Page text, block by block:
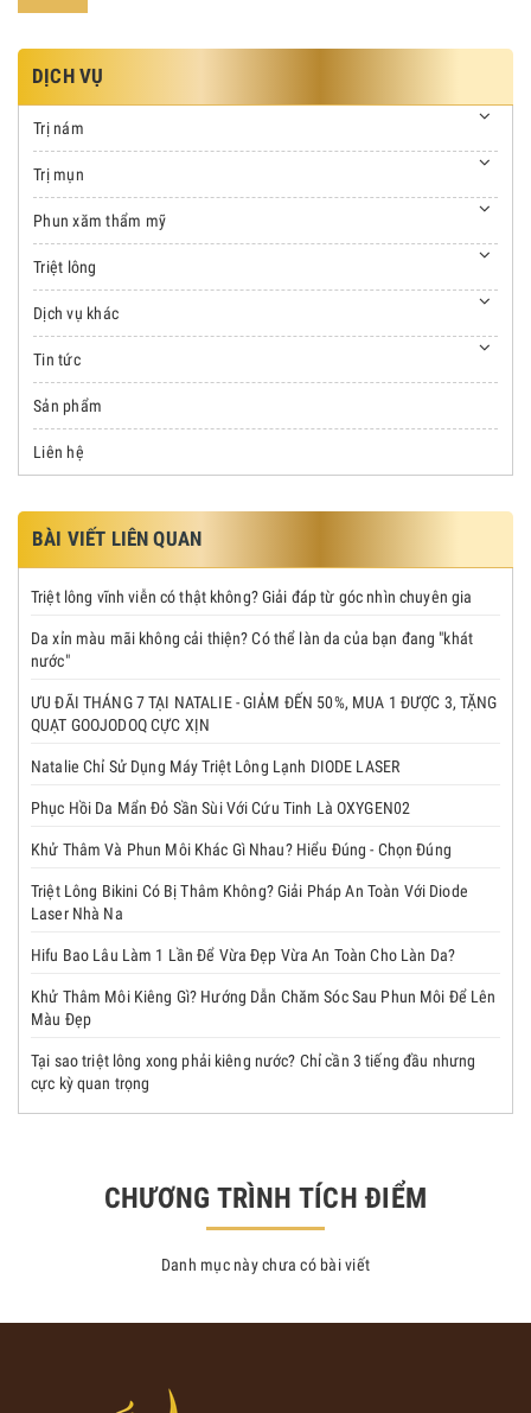
DỊCH VỤ
Trị nám
Trị mụn
Phun xăm thẩm mỹ
Triệt lông
Dịch vụ khác
Tin tức
Sản phẩm
Liên hệ
BÀI VIẾT LIÊN QUAN
Triệt lông vĩnh viễn có thật không? Giải đáp từ góc nhìn chuyên gia
Da xỉn màu mãi không cải thiện? Có thể làn da của bạn đang "khát
nước"
ƯU ĐÃI THÁNG 7 TẠI NATALIE - GIẢM ĐẾN 50%, MUA 1 ĐƯỢC 3, TẶNG
QUẠT GOOJODOQ CỰC XỊN
Natalie Chỉ Sử Dụng Máy Triệt Lông Lạnh DIODE LASER
Phục Hồi Da Mẩn Đỏ Sần Sùi Với Cứu Tinh Là OXYGEN02
Khử Thâm Và Phun Môi Khác Gì Nhau? Hiểu Đúng - Chọn Đúng
Triệt Lông Bikini Có Bị Thâm Không? Giải Pháp An Toàn Với Diode
Laser Nhà Na
Hifu Bao Lâu Làm 1 Lần Để Vừa Đẹp Vừa An Toàn Cho Làn Da?
Khử Thâm Môi Kiêng Gì? Hướng Dẫn Chăm Sóc Sau Phun Môi Để Lên
Màu Đẹp
Tại sao triệt lông xong phải kiêng nước? Chỉ cần 3 tiếng đầu nhưng
cực kỳ quan trọng
CHƯƠNG TRÌNH TÍCH ĐIỂM
Danh mục này chưa có bài viết